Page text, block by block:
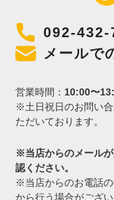
092-432-
メールで
営業時間： 10:00〜
※土日祝日のお問い
ただいております。
※当店からのメールが
認ください。
※当店からのお電話
から行う場合がござい